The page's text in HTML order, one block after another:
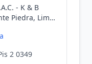
- K & B
Piedra, Lima,
2 0349